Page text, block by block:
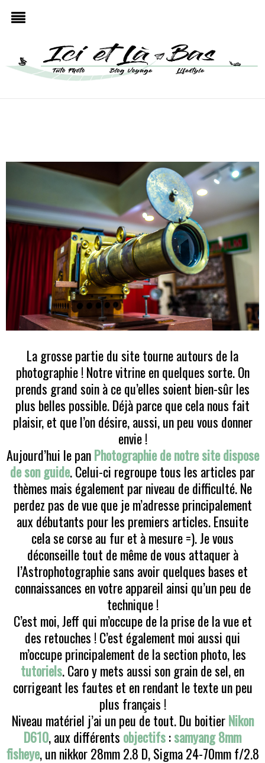
La grosse partie du site tourne autours de la
photographie ! Notre vitrine en quelques sorte. On
prends grand soin à ce qu’elles soient bien-sûr les
plus belles possible. Déjà parce que cela nous fait
plaisir, et que l’on désire, aussi, un peu vous donner
envie !
Aujourd’hui le panPhotographie de notre site dispose
de son guide. Celui-ci regroupe tous les articles par
thèmes mais également par niveau de difficulté. Ne
perdez pas de vue que je m’adresse principalement
aux débutants pour les premiers articles. Ensuite
cela se corse au fur et à mesure =). Je vous
déconseille tout de même de vous attaquer à
l’Astrophotographie sans avoir quelques bases et
connaissances en votre appareil ainsi qu’un peu de
technique !
C’est moi, Jeff qui m’occupe de la prise de la vue et
des retouches ! C’est également moi aussi qui
m’occupe principalement de la section photo, les
tutoriels. Caro y mets aussi son grain de sel, en
corrigeant les fautes et en rendant le texte un peu
plus français !
Niveau matériel j’ai un peu de tout. Du boitierNikon
D610, aux différents objectifs:samyang 8mm
fisheye, un nikkor 28mm 2.8 D, Sigma 24-70mm f/2.8